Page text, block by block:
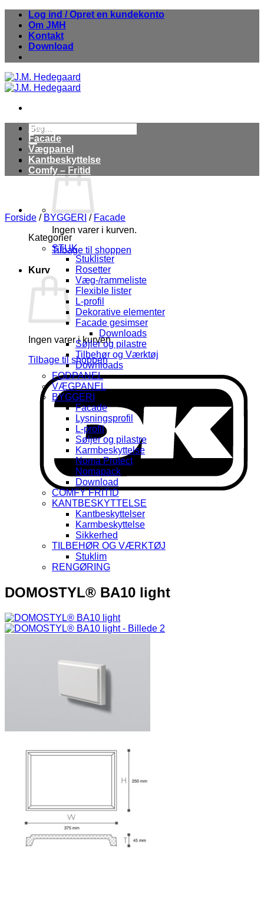
Fortsæt
indhold
Log ind / Opret en kundekonto
Om JMH
Kontakt
Download
Søg
efter:
Ingen varer i kurven.
Tilbage til shoppen
Kurv
Ingen varer i kurven.
Tilbage til shoppen
Stuk
Facade
Vægpanel
Kantbeskyttelse
Comfy – Fritid
Forside / BYGGERI / Facade
Kategorier
STUK
Stuklister
Rosetter
Væg-/rammeliste
Flexible lister
L-profil
Dekorative elementer
Facade gesimser
Downloads
Søjler og pilastre
Tilbehør og Værktøj
Downloads
FODPANEL
VÆGPANEL
BYGGERI
Facade
Lysningsprofil
L-profil
Søljer og pilastre
Karmbeskyttelse
Noma Protect
Nomapack
Download
COMFY FRITID
KANTBESKYTTELSE
Kantbeskyttelser
Karmbeskyttelse
Sikkerhed
TILBEHØR OG VÆRKTØJ
Stuklim
RENGØRING
DOMOSTYL® BA10 light